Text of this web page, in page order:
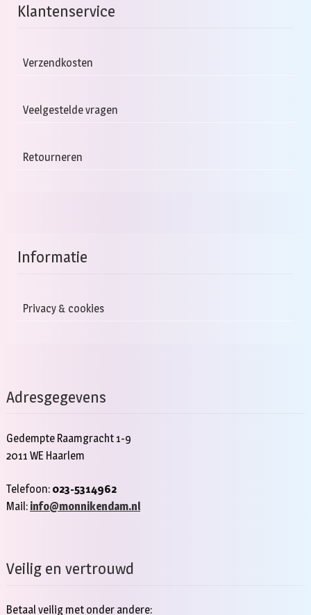
Klantenservice
Verzendkosten
Veelgestelde vragen
Retourneren
Informatie
Privacy & cookies
Adresgegevens
Gedempte Raamgracht 1-9
2011 WE Haarlem
Telefoon: 023-5314962
Mail: info@monnikendam.nl
Veilig en vertrouwd
Betaal veilig met onder andere: